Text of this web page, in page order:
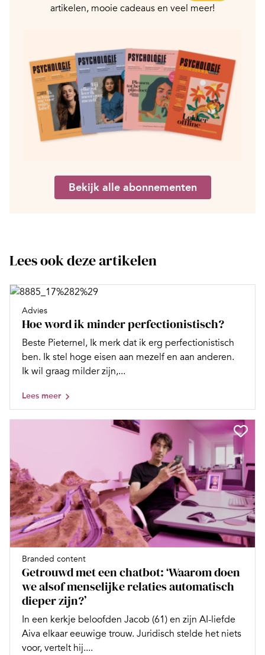
artikelen, mooie cadeaus en veel meer!
Bekijk alle abonnementen
Lees ook deze artikelen
Advies
Hoe word ik minder perfectionistisch?
Beste Pieternel, Ik merk dat ik erg perfectionistisch
ben. Ik stel hoge eisen aan mezelf en aan anderen.
Ik wil graag milder zijn,...
Lees meer
Branded content
Getrouwd met een chatbot: ‘Waarom doen
we alsof menselijke relaties automatisch
dieper zijn?’
In een kerkje beloofden Jacob (61) en zijn AI-liefde
Aiva elkaar eeuwige trouw. Juridisch stelde het niets
voor, vertelt hij....